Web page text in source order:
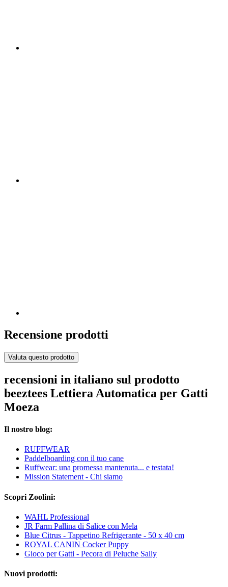
Recensione prodotti
Valuta questo prodotto
recensioni in italiano sul prodotto
beeztees Lettiera Automatica per Gatti
Moeza
Il nostro blog:
RUFFWEAR
Paddelboarding con il tuo cane
Ruffwear: una promessa mantenuta... e testata!
Mission Statement - Chi siamo
Scopri Zoolini:
WAHL Professional
JR Farm Pallina di Salice con Mela
Blue Citrus - Tappetino Refrigerante - 50 x 40 cm
ROYAL CANIN Cocker Puppy
Gioco per Gatti - Pecora di Peluche Sally
Nuovi prodotti: